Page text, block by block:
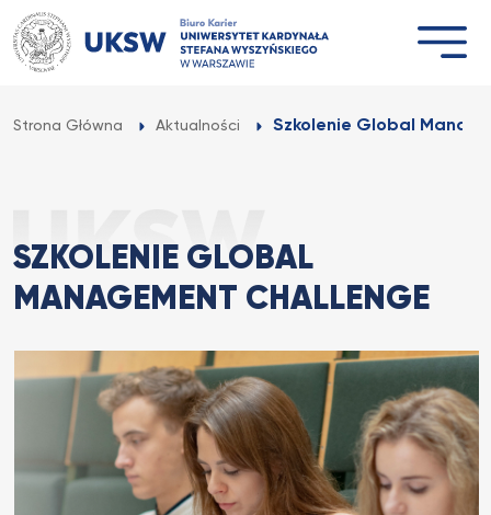
Przejdź
do
treści
Strona Główna Aktualności Szkolenie Global
SZKOLENIE GLOBAL
MANAGEMENT CHALLENGE